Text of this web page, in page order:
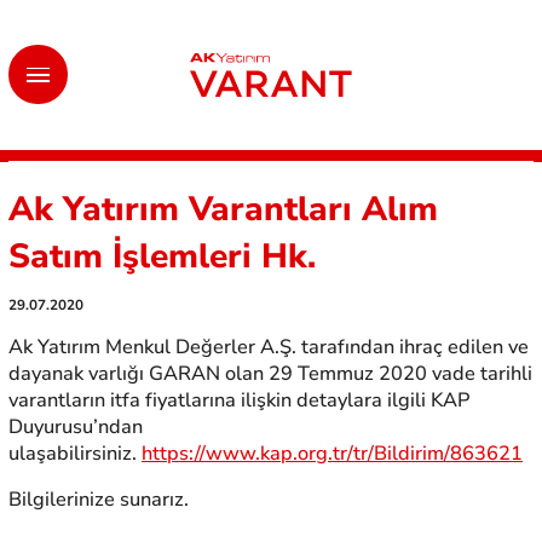
Ak Yatırım Varantları Alım
Satım İşlemleri Hk.
29.07.2020
Ak Yatırım Menkul Değerler A.Ş. tarafından ihraç edilen ve
dayanak varlığı GARAN olan 29 Temmuz 2020 vade tarihli
varantların itfa fiyatlarına ilişkin detaylara ilgili KAP
Duyurusu’ndan
ulaşabilirsiniz. https://www.kap.org.tr/tr/Bildirim/863621
Bilgilerinize sunarız.